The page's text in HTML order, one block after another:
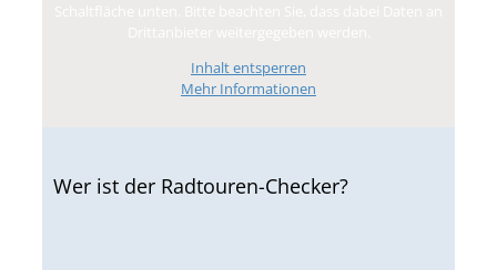
Inhalt entsperren
Mehr Informationen
Wer ist der Radtouren-Checker?